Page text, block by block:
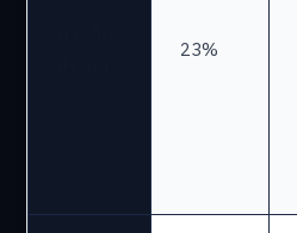
23%